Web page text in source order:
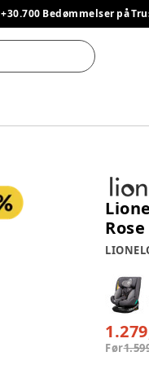
+30.700 Bedømmelser på
Rose
Før